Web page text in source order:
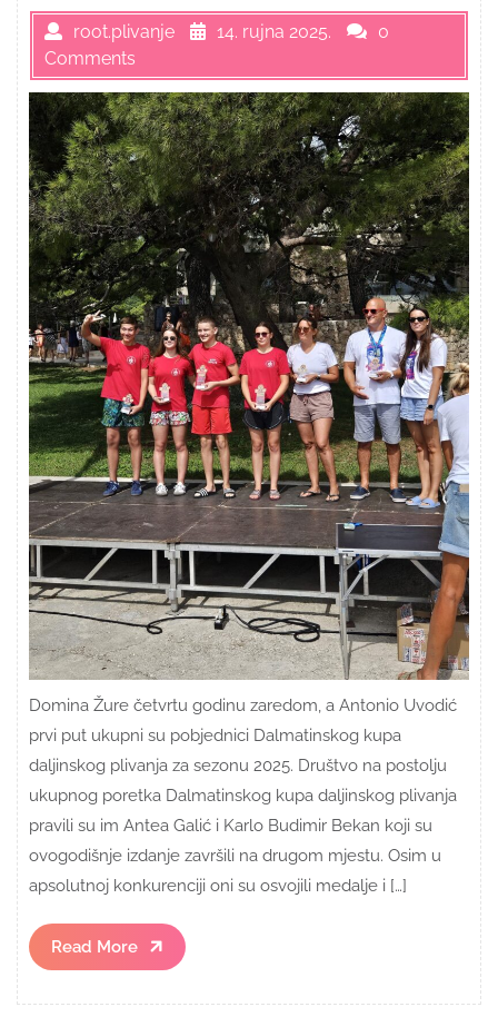
root.plivanje 14. rujna 2025.
0
Comments
Domina Žure četvrtu godinu zaredom, a Antonio Uvodić
prvi put ukupni su pobjednici Dalmatinskog kupa
daljinskog plivanja za sezonu 2025. Društvo na postolju
ukupnog poretka Dalmatinskog kupa daljinskog plivanja
pravili su im Antea Galić i Karlo Budimir Bekan koji su
ovogodišnje izdanje završili na drugom mjestu. Osim u
apsolutnoj konkurenciji oni su osvojili medalje i […]
Read More
Read
More